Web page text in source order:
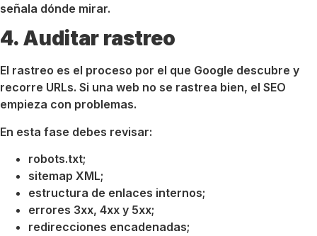
señala dónde mirar.
4. Auditar rastreo
El rastreo es el proceso por el que Google descubre y
recorre URLs. Si una web no se rastrea bien, el SEO
empieza con problemas.
En esta fase debes revisar:
robots.txt;
sitemap XML;
estructura de enlaces internos;
errores 3xx, 4xx y 5xx;
redirecciones encadenadas;